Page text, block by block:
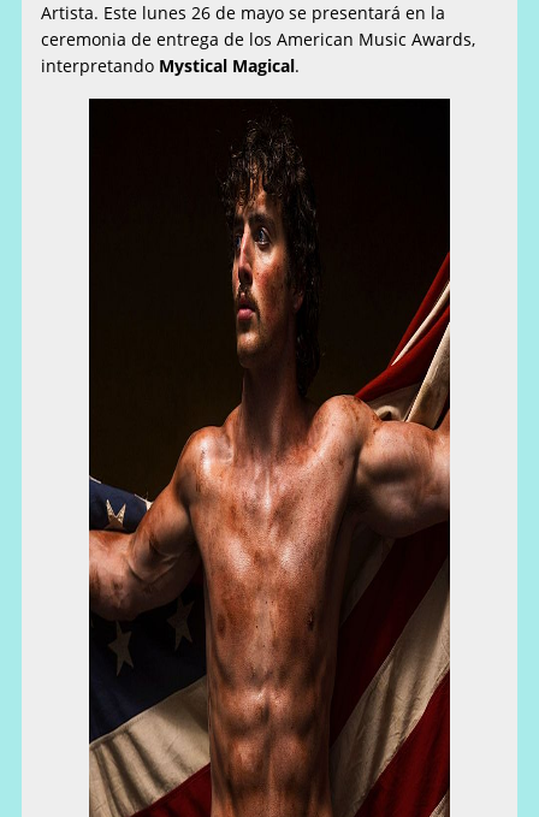
Artista. Este lunes 26 de mayo se presentará en la
ceremonia de entrega de los American Music Awards,
interpretando Mystical Magical.